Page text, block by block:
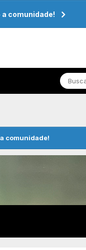
comunidade!
comunidade!